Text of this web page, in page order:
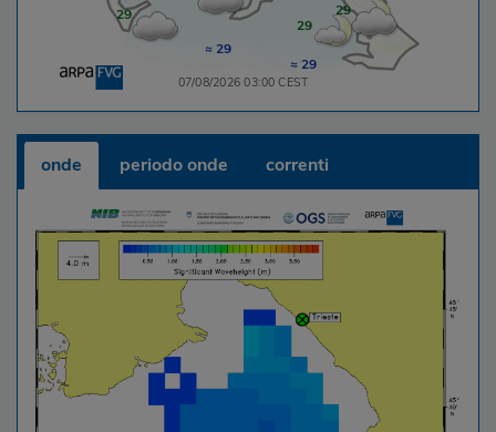
onde periodo onde correnti